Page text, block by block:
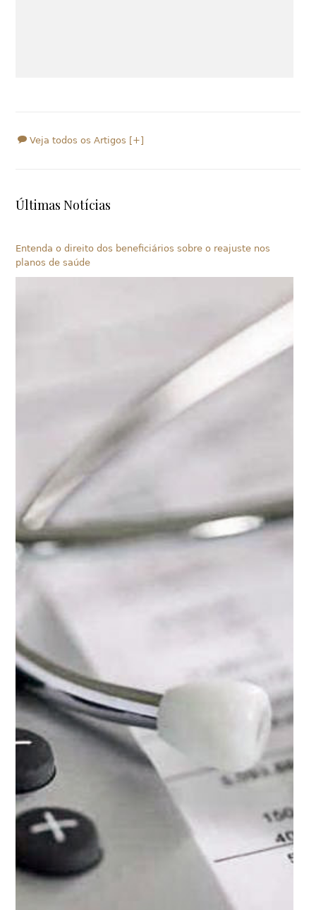
Veja todos os Artigos [+]
Últimas Notícias
Entenda o direito dos beneficiários sobre o reajuste nos
planos de saúde